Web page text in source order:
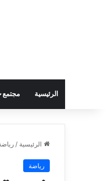
الرئيسية مجتمع
الرئيسية /
رياضة